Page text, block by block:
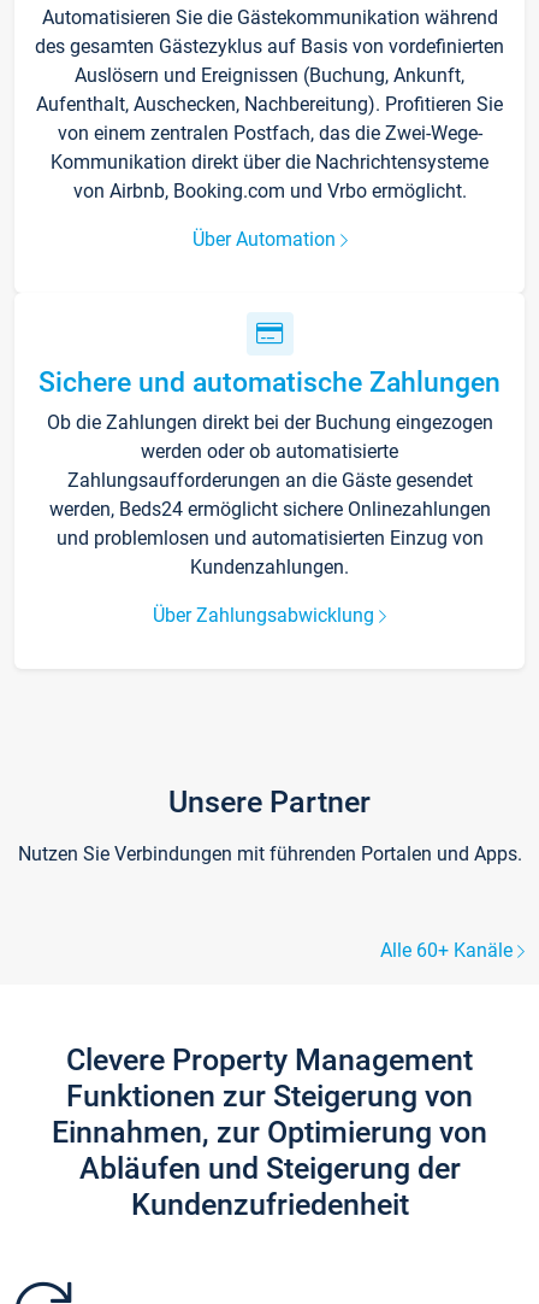
Automatisieren Sie die Gästekommunikation während
des gesamten Gästezyklus auf Basis von vordefinierten
Auslösern und Ereignissen (Buchung, Ankunft,
Aufenthalt, Auschecken, Nachbereitung). Profitieren Sie
von einem zentralen Postfach, das die Zwei-Wege-
Kommunikation direkt über die Nachrichtensysteme
von Airbnb, Booking.com und Vrbo ermöglicht.
Über Automation
Sichere und automatische Zahlungen
Ob die Zahlungen direkt bei der Buchung eingezogen
werden oder ob automatisierte
Zahlungsaufforderungen an die Gäste gesendet
werden, Beds24 ermöglicht sichere Onlinezahlungen
und problemlosen und automatisierten Einzug von
Kundenzahlungen.
Über Zahlungsabwicklung
Unsere Partner
Nutzen Sie Verbindungen mit führenden Portalen und Apps.
Alle 60+ Kanäle
Clevere Property Management
Funktionen zur Steigerung von
Einnahmen, zur Optimierung von
Abläufen und Steigerung der
Kundenzufriedenheit